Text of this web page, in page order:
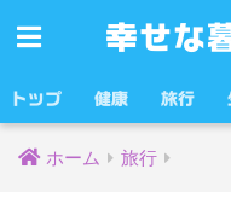
幸せな
トップ 健康 旅行
ホーム 旅行